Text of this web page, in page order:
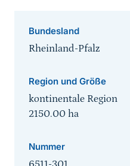
Bundesland
Rheinland-Pfalz
Region und Größe
kontinentale Region
2150.00 ha
Nummer